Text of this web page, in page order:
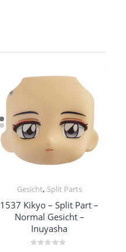
Gesicht, Split Parts
1537 Kikyo – Split Part –
Normal Gesicht –
Inuyasha